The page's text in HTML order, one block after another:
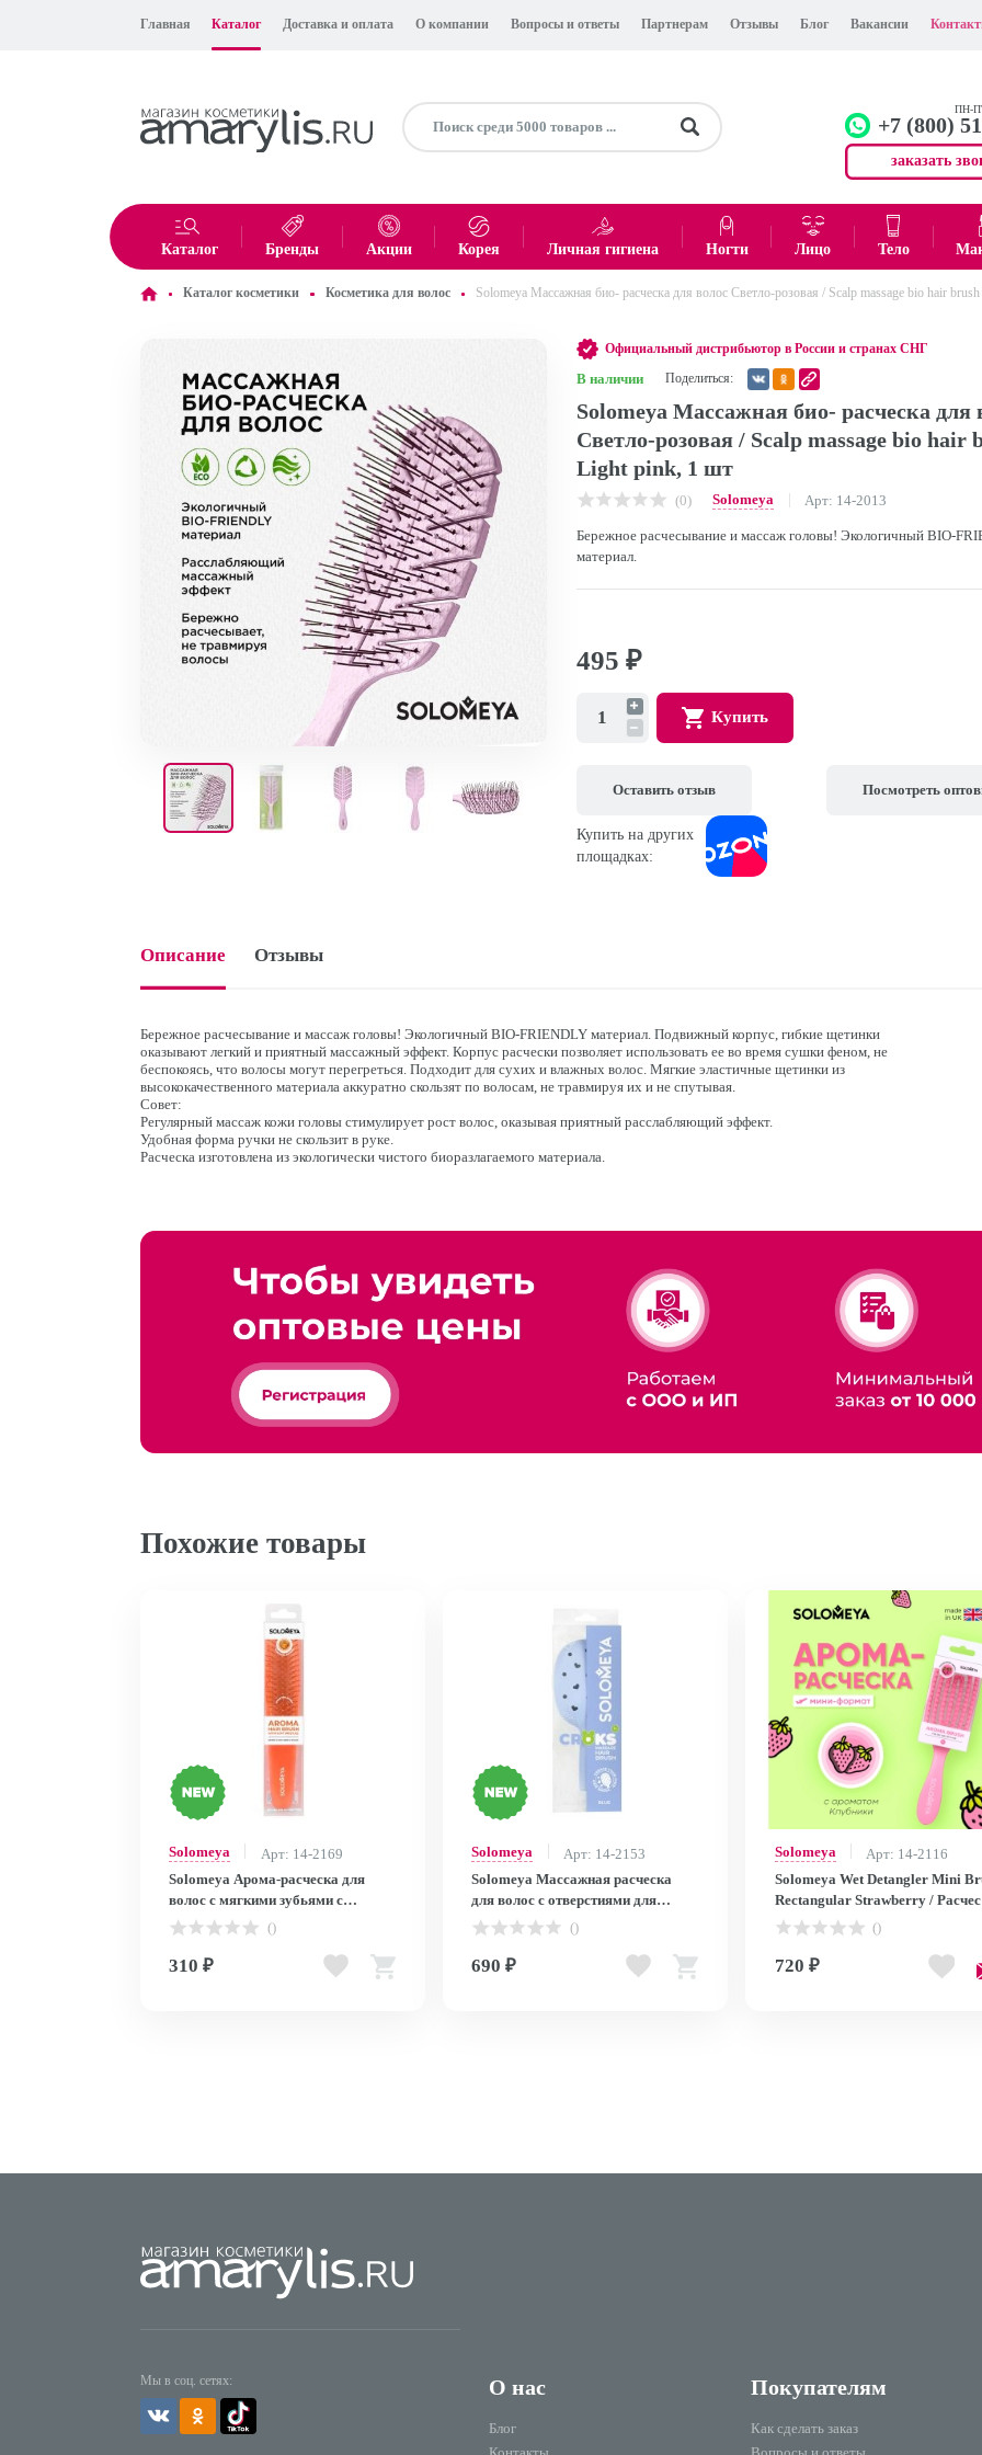
Главная Каталог Доставка и оплата О компании Вопросы и ответы Партнерам Отзывы Блог Вакансии
ПН-
+7 (800)
заказать
Офис +7 (499)
Итого: 0 ₽
Каталог Бренды Акции Корея Личная гигиена Ногти Лицо Тело
Каталог косметики Косметика для волос Solomeya Массажная био- расческа для волос Светло-розовая / Scalp massage bio hair
Официальный дистрибьютор в России и странах СНГ
В наличии Поделиться:
Solomeya Массажная био- расческа для
Светло-розовая / Scalp massage bio hair
Light pink, 1 шт
(0) Solomeya Арт: 14-2013
Бережное расчесывание и массаж головы! Экологичный BIO-
материал.
495 ₽
Купить
Оставить отзыв Посмотреть
Купить на других
площадках:
Описание Отзывы
Бережное расчесывание и массаж головы! Экологичный BIO-FRIENDLY материал. Подвижный корпус, гибкие щетинки
оказывают легкий и приятный массажный эффект. Корпус расчески позволяет использовать ее во время сушки феном, не
беспокоясь, что волосы могут перегреться. Подходит для сухих и влажных волос. Мягкие эластичные щетинки из
высококачественного материала аккуратно скользят по волосам, не травмируя их и не спутывая.
Совет:
Регулярный массаж кожи головы стимулирует рост волос, оказывая приятный расслабляющий эффект.
Удобная форма ручки не скользит в руке.
Расческа изготовлена из экологически чистого биоразлагаемого материала.
Похожие товары
Solomeya
Арт: 14-2169
Solomeya Арома-расческа для
волос с мягкими зубьями с
ароматом Карамели / Aroma Hair
Brush with Soft bristles, Caramel, 1
шт
()
310 ₽
Solomeya
Арт: 14-2153
Solomeya Массажная расческа
для волос с отверстиями для
джиббитсов, Голубая, 1 шт. /Croks
Massage Hair Brush, Blue, 1 pcs.
()
690 ₽
Solomeya
Арт: 14-2116
Solomeya Wet Detangler Mini
Rectangular Strawberry /
для сухих и влажных волос
Прямоугольная мини с
Клубники
()
720 ₽
Мы в соц. сетях: О нас
Блог
Покупателям
Как сделать заказ